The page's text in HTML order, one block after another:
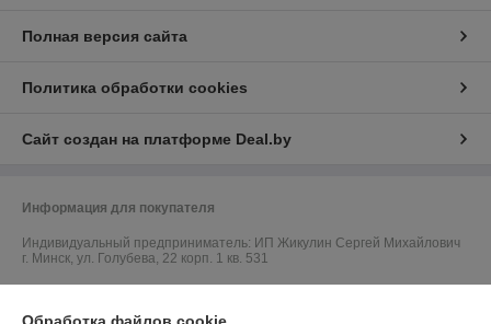
Полная версия сайта
Политика обработки cookies
Сайт создан на платформе Deal.by
Информация для покупателя
Индивидуальный предприниматель: ИП Жикулин Сергей Михайлович
г. Минск, ул. Голубева, 22 корп. 1 кв. 531